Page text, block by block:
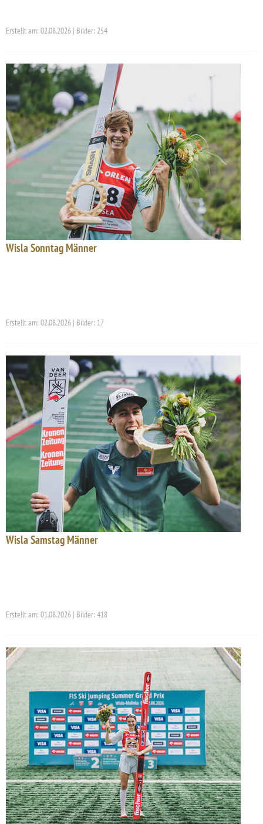
Erstellt am: 02.08.2026 | Bilder: 254
Wisla Sonntag Männer
Erstellt am: 02.08.2026 | Bilder: 17
Wisla Samstag Männer
Erstellt am: 01.08.2026 | Bilder: 418